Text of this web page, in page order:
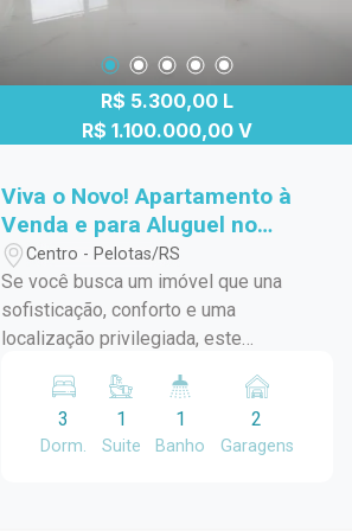
no centro. A posição solar Leste
manhã, mantendo o ambiente iluminado
e mais aquecido no início do dia. Isso
contribui para uma sensação de
R$ 5.300,00 L
R$ 1.100.000,00 V
Viva o Novo! Apartamento à
Venda e para Aluguel no
Residencial Miguel Zabaleta -
Alto Padrão
Centro - Pelotas/RS
Se você busca um imóvel que una
sofisticação, conforto e uma
localização privilegiada, este
Zabaleta é a escolha certa. Recém-
lançado, nunca habitado, disponível para
venda ou locação, oferece um conceito
3
Dorm.
1
Suite
1
Banho
2
Garagens